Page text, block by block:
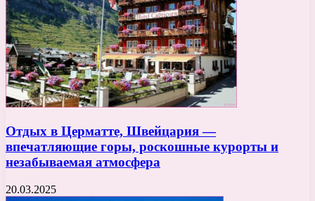
Отдых в Церматте, Швейцария —
впечатляющие горы, роскошные курорты и
незабываемая атмосфера
20.03.2025